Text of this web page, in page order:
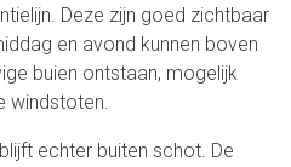
Deze zijn goed zichtbaar
en avond kunnen boven
buien ontstaan, mogelijk
windstoten.
echter buiten schot. De